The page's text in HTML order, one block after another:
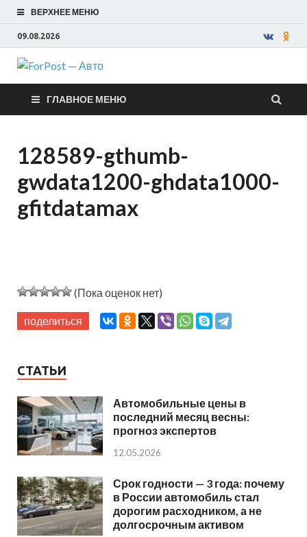
ВЕРХНЕЕ МЕНЮ
09.08.2026
ForPost —
Авто
ГЛАВНОЕ МЕНЮ
128589-gthumb-
gwdata1200-ghdata1000-
gfitdatamax
(Пока оценок нет)
поделиться
СТАТЬИ
Автомобильные цены в
последний месяц весны:
прогноз экспертов
12.05.2026
Срок годности — 3 года: почему
в России автомобиль стал
дорогим расходником, а не
долгосрочным активом